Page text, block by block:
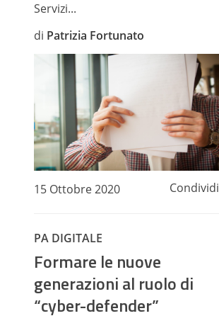
Servizi...
di Patrizia Fortunato
15 Ottobre 2020 Condividi
PA DIGITALE
Formare le nuove
generazioni al ruolo di
“cyber-defender”